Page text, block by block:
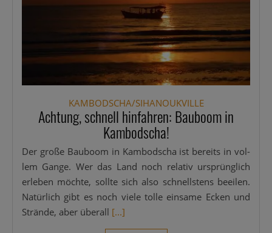
KAMBODSCHA/SIHANOUKVILLE
Achtung, schnell hinfahren: Bauboom in
Kambodscha!
Der gro­ße Bau­boom in Kam­bo­dscha ist bereits in vol­
lem Gan­ge. Wer das Land noch rela­tiv ursprüng­lich
erle­ben möch­te, soll­te sich also schnells­tens beei­len.
Natür­lich gibt es noch vie­le tol­le ein­sa­me Ecken und
Strän­de, aber über­all [...]